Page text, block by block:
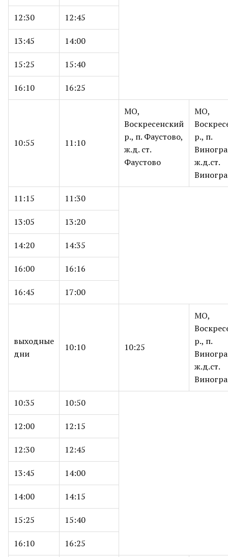
12:30 12:45
13:45 14:00
15:25 15:40
16:10 16:25
10:55 11:10
МО,
Воскресенский
р., п. Фаустово,
ж.д. ст.
Фаустово
МО,
р., п.
ж.д.ст.
11:15 11:30
13:05 13:20
14:20 14:35
16:00 16:16
16:45 17:00
выходные
дни
10:10 10:25
МО,
р., п.
ж.д.ст.
10:35 10:50
12:00 12:15
12:30 12:45
13:45 14:00
14:00 14:15
15:25 15:40
16:10 16:25